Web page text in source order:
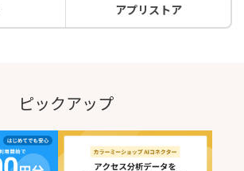
アプリストア
ピックアップ